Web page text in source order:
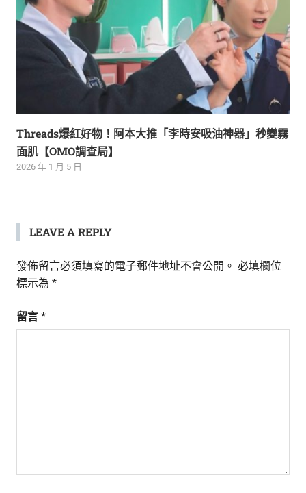
Threads爆紅好物！阿本大推「李時安吸油神器」秒變霧
面肌【OMO調查局】
2026 年 1 月 5 日
LEAVE A REPLY
發佈留言必須填寫的電子郵件地址不會公開。 必填欄位
標示為 *
留言 *